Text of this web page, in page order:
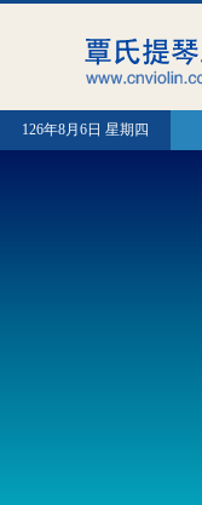
126年8月6日 星期四